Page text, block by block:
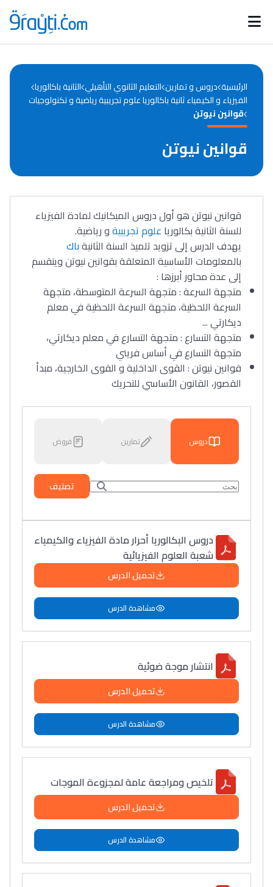
Catégories
d'actualités
Annonces bourses
الرئيسية دروس و تمارين التعليم الثانوي التأهيلي الثانية باكالوريا
الفيزياء و الكيمياء ثانية باكالوريا علوم تجريبية رياضية و تكنولوجيات
قوانين نيوتن
قوانين نيوتن
قوانين نيوتن هو أول دروس الميكانيك لمادة الفيزياء
للسنة الثانية بكالوريا علوم تجريبيةو رياضية.
يهدف الدرس إلى تزويد تلميذ السنة الثانيةباك
بالمعلومات الأساسية المتعلقة بقوانين نيوتن وينقسم
إلى عدة محاور أبرزها :
متجهة السرعة : متجهة السرعة المتوسطة، متجهة
السرعة اللحظية، متجهة السرعة اللحظية في معلم
ديكارتي ...
متجهة التسارع : متجهة التسارع في معلم ديكارتي،
متجهة التسارع في أساس فريني
قوانين نيوتن : القوى الداخلية و القوى الخارجية، مبدأ
القصور، القانون الأساسي للتحريك
دروس تمارين فروض
تصنيف
دروس البكالوريا أحرار مادة الفيزياء والكيمياء
شعبة العلوم الفيزيائية
تحميل الدرس
مشاهدة الدرس
انتشار موجة ضوئية
تحميل الدرس
مشاهدة الدرس
تلخيص ومراجعة عامة لمجزوءة الموجات
تحميل الدرس
مشاهدة الدرس